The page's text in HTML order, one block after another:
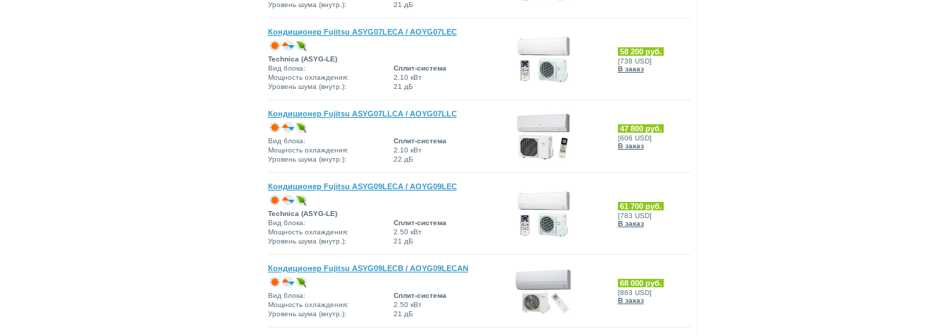
Уровень шума (внутр.):
21 дБ
Кондиционер Fujitsu ASYG07LECA / AOYG07LEC
Technica (ASYG-LE)
Вид блока:
Сплит-система
Мощность охлаждения:
2.10 кВт
Уровень шума (внутр.):
21 дБ
58 200 руб.
[738 USD]
В заказ
Кондиционер Fujitsu ASYG07LLCA / AOYG07LLC
Вид блока:
Сплит-система
Мощность охлаждения:
2.10 кВт
Уровень шума (внутр.):
22 дБ
47 800 руб.
[606 USD]
В заказ
Кондиционер Fujitsu ASYG09LECA / AOYG09LEC
Technica (ASYG-LE)
Вид блока:
Сплит-система
Мощность охлаждения:
2.50 кВт
Уровень шума (внутр.):
21 дБ
61 700 руб.
[783 USD]
В заказ
Кондиционер Fujitsu ASYG09LECB / AOYG09LECAN
Вид блока:
Сплит-система
Мощность охлаждения:
2.50 кВт
Уровень шума (внутр.):
21 дБ
68 000 руб.
[863 USD]
В заказ